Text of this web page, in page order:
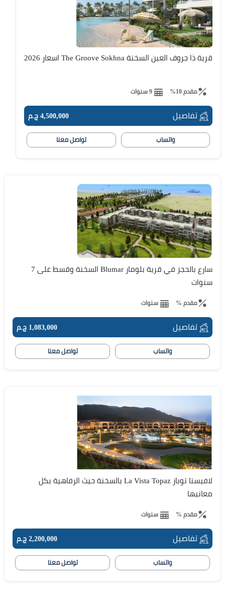
قرية ذا جروف العين السخنة The Groove Sokhna اسعار 2026
مقدم 10% 9 سنوات
تفاصيل 4,500,000 ج.م
واتساب تواصل معنا
سارع بالحجز في قرية بلومار Blumar السخنة وقسط على 7
سنوات
مقدم % سنوات
تفاصيل 1,083,000 ج.م
واتساب تواصل معنا
لافيستا توباز La Vista Topaz بالسخنة حيث الرفاهية بكل
معانيها
مقدم % سنوات
تفاصيل 2,200,000 ج.م
واتساب تواصل معنا